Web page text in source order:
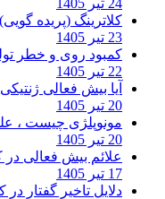
24 تیر 1405
کلاترینگ (پریده
23 تیر 1405
کمبود روی و خطر
22 تیر 1405
آیا بیش فعالی
20 تیر 1405
مونوپلژی چیست ،
20 تیر 1405
علائم بیش فعالی در
17 تیر 1405
دلایل تاخیر گفتار در کودکان